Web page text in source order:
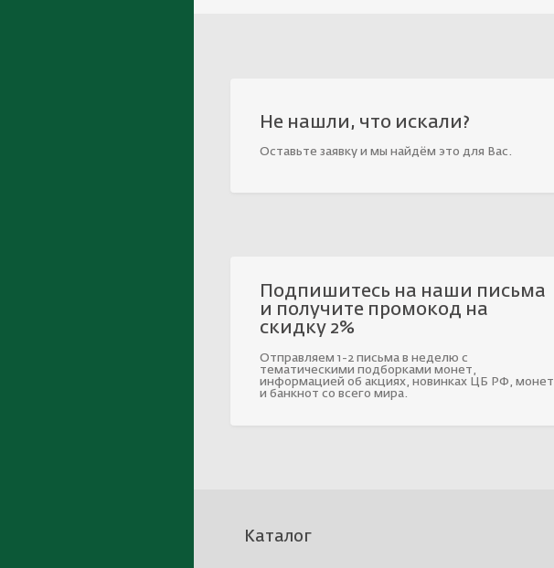
Не нашли, что искали?
Оставьте заявку и мы найдём это для Вас.
Подпишитесь на наши письма
и получите промокод на
скидку 2%
Отправляем 1-2 письма в неделю с
тематическими подборками монет,
информацией об акциях, новинках ЦБ РФ, монет
и банкнот со всего мира.
Каталог